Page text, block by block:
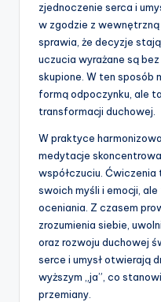
zjednoczenie serca i
w zgodzie z
sprawia, że decyzje
uczucia wyrażane są
skupione. W ten sposób
formą odpoczynku, ale
transformacji duchowej.
W praktyce
medytacje
współczuciu.
swoich myśli i emocji,
oceniania. Z czasem
zrozumienia siebie,
oraz rozwoju duchowej
serce i umysł otwierają
wyższym „ja”, co
przemiany.